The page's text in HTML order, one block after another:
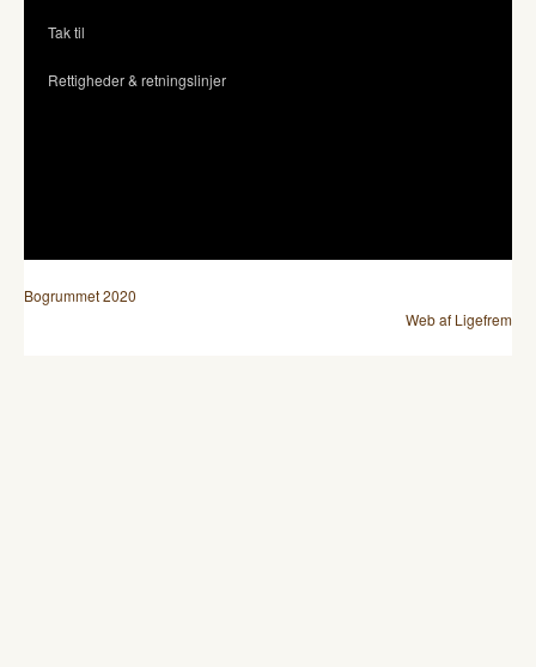
Tak til
Rettigheder & retningslinjer
Bogrummet 2020
Web af Ligefrem